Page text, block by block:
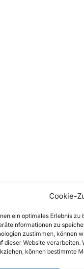
Cookie-
ein optimales Erlebnis
zu
zustimmen, können
dieser Website
können bestimmte